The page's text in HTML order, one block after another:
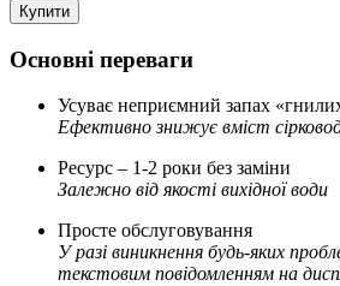
Купити
Основні переваги
Усуває неприємний запах
Ефективно знижує вміст
Ресурс – 1-2 роки без заміни
Залежно від якості вихідної води
Просте обслуговування
У разі виникнення будь-яких
текстовим повідомленням на